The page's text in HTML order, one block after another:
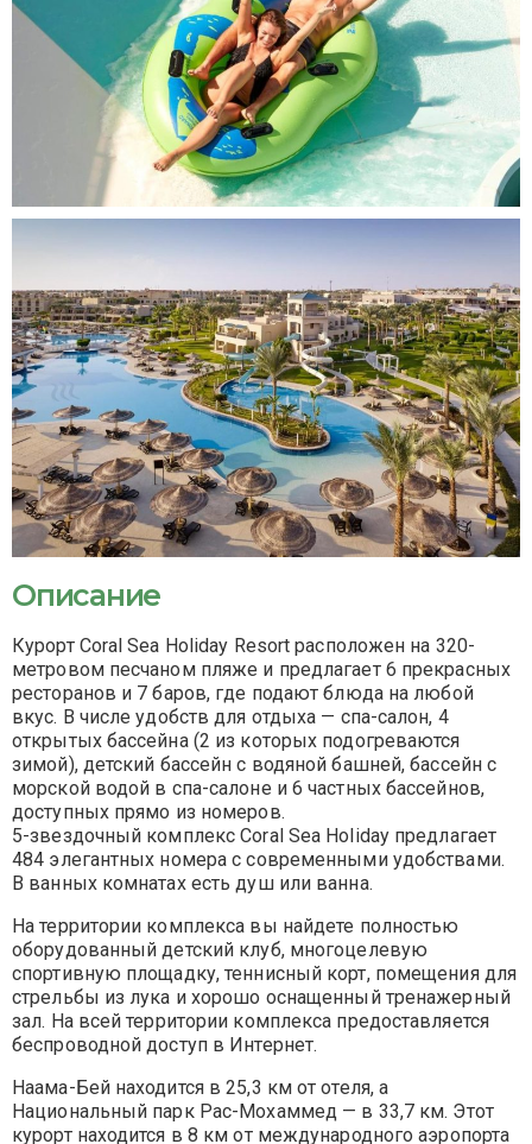
Описание
Курорт Coral Sea Holiday Resort расположен на 320-
метровом песчаном пляже и предлагает 6 прекрасных
ресторанов и 7 баров, где подают блюда на любой
вкус. В числе удобств для отдыха — спа-салон, 4
открытых бассейна (2 из которых подогреваются
зимой), детский бассейн с водяной башней, бассейн с
морской водой в спа-салоне и 6 частных бассейнов,
доступных прямо из номеров.
5-звездочный комплекс Coral Sea Holiday предлагает
484 элегантных номера с современными удобствами.
В ванных комнатах есть душ или ванна.
На территории комплекса вы найдете полностью
оборудованный детский клуб, многоцелевую
спортивную площадку, теннисный корт, помещения для
стрельбы из лука и хорошо оснащенный тренажерный
зал. На всей территории комплекса предоставляется
беспроводной доступ в Интернет.
Наама-Бей находится в 25,3 км от отеля, а
Национальный парк Рас-Мохаммед — в 33,7 км. Этот
курорт находится в 8 км от международного аэропорта